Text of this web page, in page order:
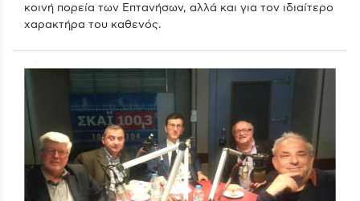
κοινή πορεία των Επτανήσων, αλλά και για τον ιδιαίτερο
χαρακτήρα του καθενός.